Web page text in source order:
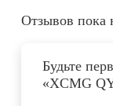
Отзывов пока
Будьте
«XCMG